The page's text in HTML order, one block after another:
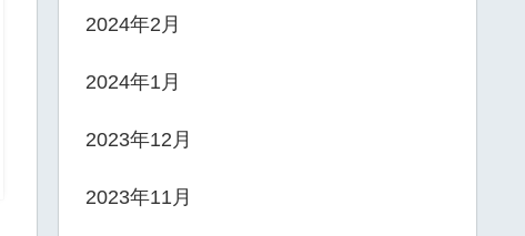
2024年2月
2024年1月
2023年12月
2023年11月